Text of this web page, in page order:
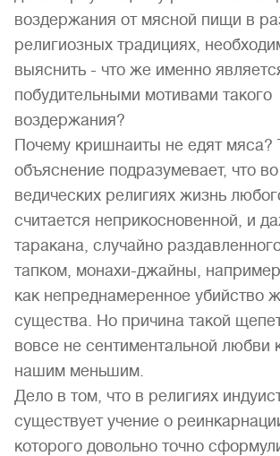
воздержания от мясной пищи в
религиозных традициях,
выяснить - что же именно
побудительными мотивами такого
воздержания?
Почему кришнаиты не едят мяса?
объяснение подразумевает, что
ведических религиях жизнь
считается неприкосновенной, и
таракана, случайно
тапком, монахи-джайны,
как непреднамеренное убийство
существа. Но причина такой
вовсе не сентиментальной любви
нашим меньшим.
Дело в том, что в религиях
существует учение о
которого довольно точно